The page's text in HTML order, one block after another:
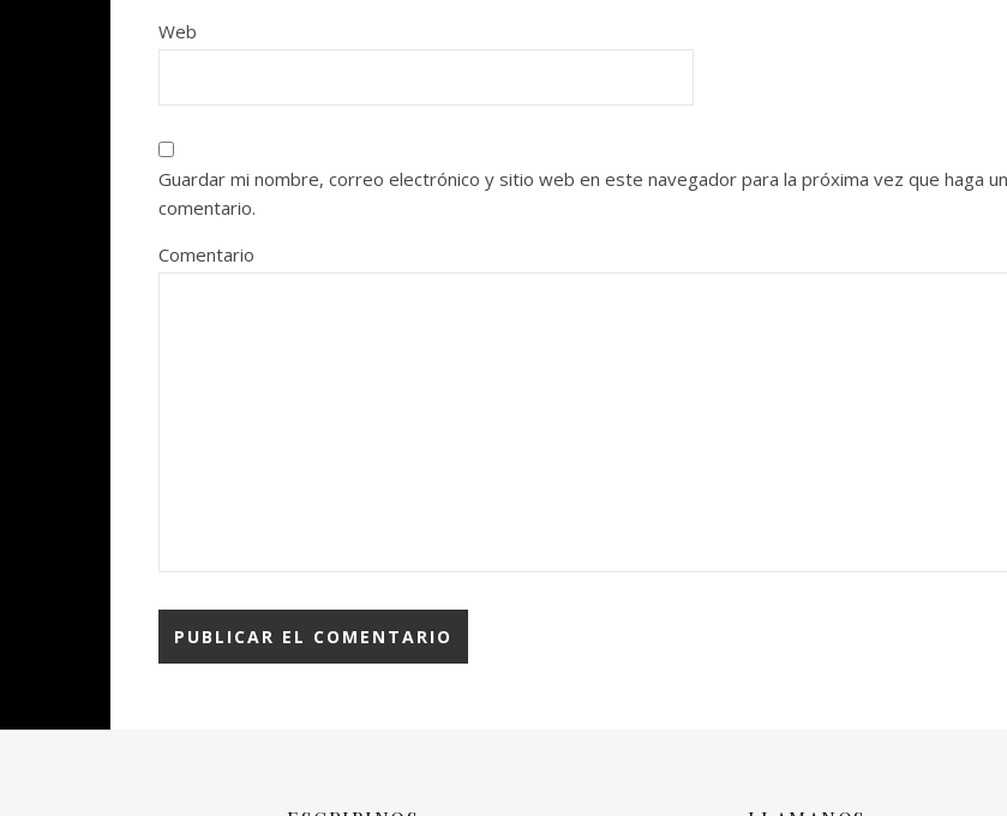
Web
Guardar mi nombre, correo electrónico y sitio web en este navegador para la próxima vez que haga un
comentario.
Comentario